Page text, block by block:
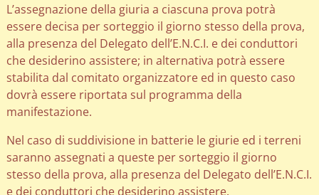
L’assegnazione della giuria a ciascuna prova potrà
essere decisa per sorteggio il giorno stesso della prova,
alla presenza del Delegato dell’E.N.C.I. e dei conduttori
che desiderino assistere; in alternativa potrà essere
stabilita dal comitato organizzatore ed in questo caso
dovrà essere riportata sul programma della
manifestazione.
Nel caso di suddivisione in batterie le giurie ed i terreni
saranno assegnati a queste per sorteggio il giorno
stesso della prova, alla presenza del Delegato dell’E.N.C.I.
e dei conduttori che desiderino assistere.